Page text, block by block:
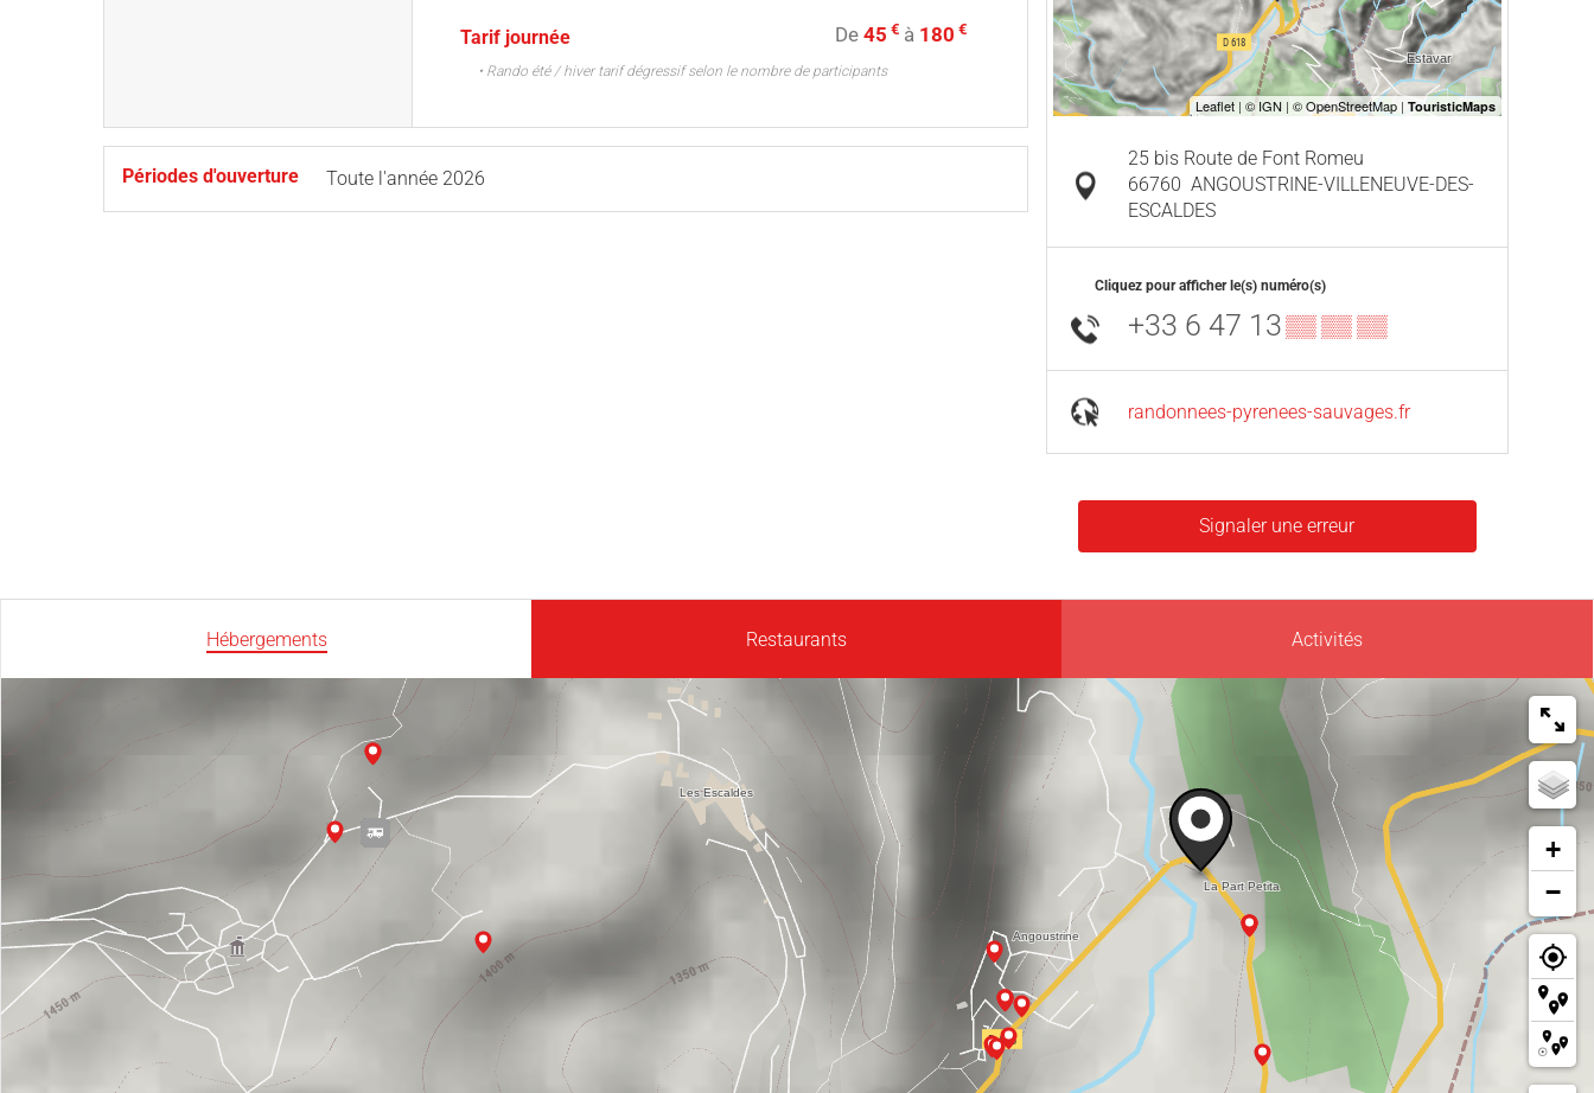
Tarif journée De45 € à 180 €
• Rando été / hiver tarif dégressif selon le nombre de participants
Périodes d'ouverture Toute l'année 2026
25 bis Route de Font Romeu
66760 ANGOUSTRINE-VILLENEUVE-DES-
ESCALDES
Cliquez pour afficher le(s) numéro(s)
+33 6 47 13▒▒ ▒▒ ▒▒
randonnees-pyrenees-sauvages.fr
Signaler une erreur
Hébergements Restaurants Activités
+
−